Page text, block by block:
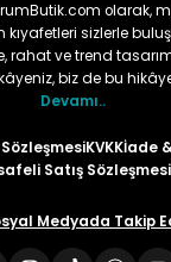
olarak,
kıyafetleri sizlerle
ve trend
biz de bu
Devamı..
KVKKİade
Satış Sözleşmesi
Medyada Takip